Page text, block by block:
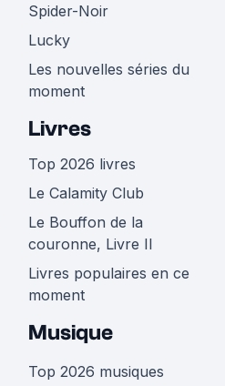
Spider-Noir
Lucky
Les nouvelles séries du
moment
Livres
Top 2026 livres
Le Calamity Club
Le Bouffon de la
couronne, Livre II
Livres populaires en ce
moment
Musique
Top 2026 musiques